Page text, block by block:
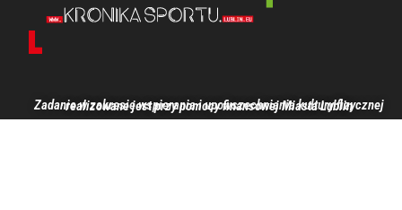
Zadanie w zakresie wspierania i upowszechniania kultury fizycznej realizowane jest przy pomocy finansowej Miasta Lublin